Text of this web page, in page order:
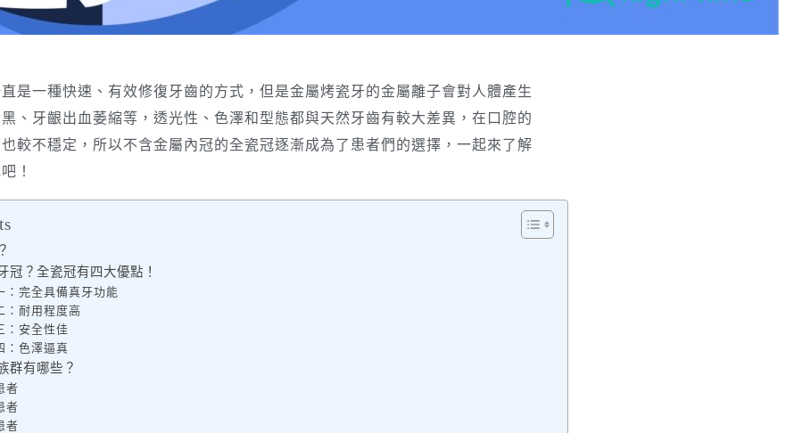
是一種快速、有效修復牙齒的方式，但是金屬烤瓷牙的金屬離子會對人體產生
、牙齦出血萎縮等，透光性、色澤和型態都與天然牙齒有較大差異，在口腔的
較不穩定，所以不含金屬內冠的全瓷冠逐漸成為了患者們的選擇，一起來了解
！
冠？全瓷冠有四大優點！
：完全具備真牙功能
：耐用程度高
：安全性佳
：色澤逼真
群有哪些？
者
者
者